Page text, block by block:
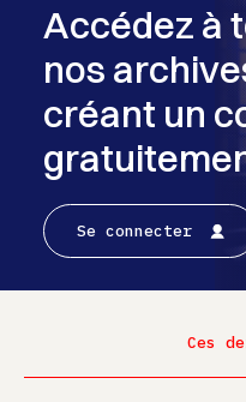
Accédez à
nos
créant un
Se connecter
Ces